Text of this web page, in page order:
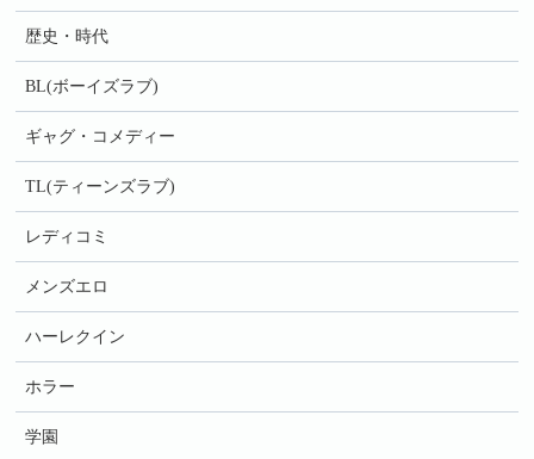
歴史・時代
BL(ボーイズラブ)
ギャグ・コメディー
TL(ティーンズラブ)
レディコミ
メンズエロ
ハーレクイン
ホラー
学園